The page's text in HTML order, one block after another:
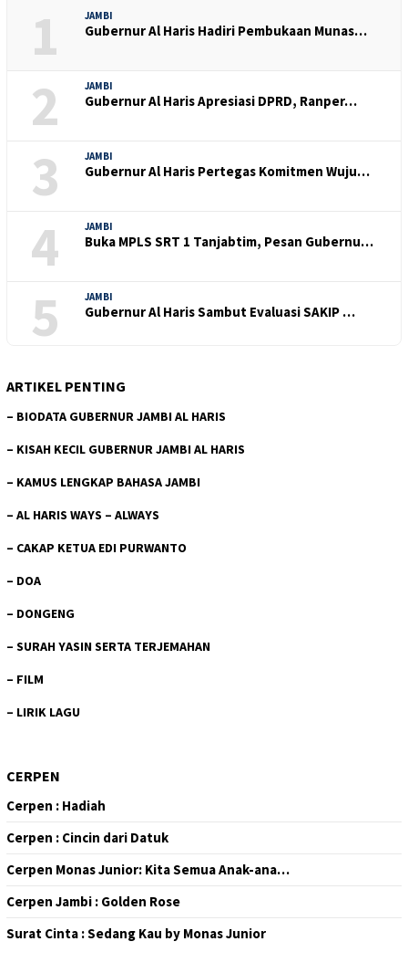
1 JAMBI
Gubernur Al Haris Hadiri Pembukaan Munas…
2 JAMBI
Gubernur Al Haris Apresiasi DPRD, Ranper…
3 JAMBI
Gubernur Al Haris Pertegas Komitmen Wuju…
4 JAMBI
Buka MPLS SRT 1 Tanjabtim, Pesan Gubernu…
5 JAMBI
Gubernur Al Haris Sambut Evaluasi SAKIP …
ARTIKEL PENTING
– BIODATA GUBERNUR JAMBI AL HARIS
– KISAH KECIL GUBERNUR JAMBI AL HARIS
– KAMUS LENGKAP BAHASA JAMBI
– AL HARIS WAYS – ALWAYS
– CAKAP KETUA EDI PURWANTO
– DOA
– DONGENG
– SURAH YASIN SERTA TERJEMAHAN
– FILM
– LIRIK LAGU
CERPEN
Cerpen : Hadiah
Cerpen : Cincin dari Datuk
Cerpen Monas Junior: Kita Semua Anak-ana…
Cerpen Jambi : Golden Rose
Surat Cinta : Sedang Kau by Monas Junior